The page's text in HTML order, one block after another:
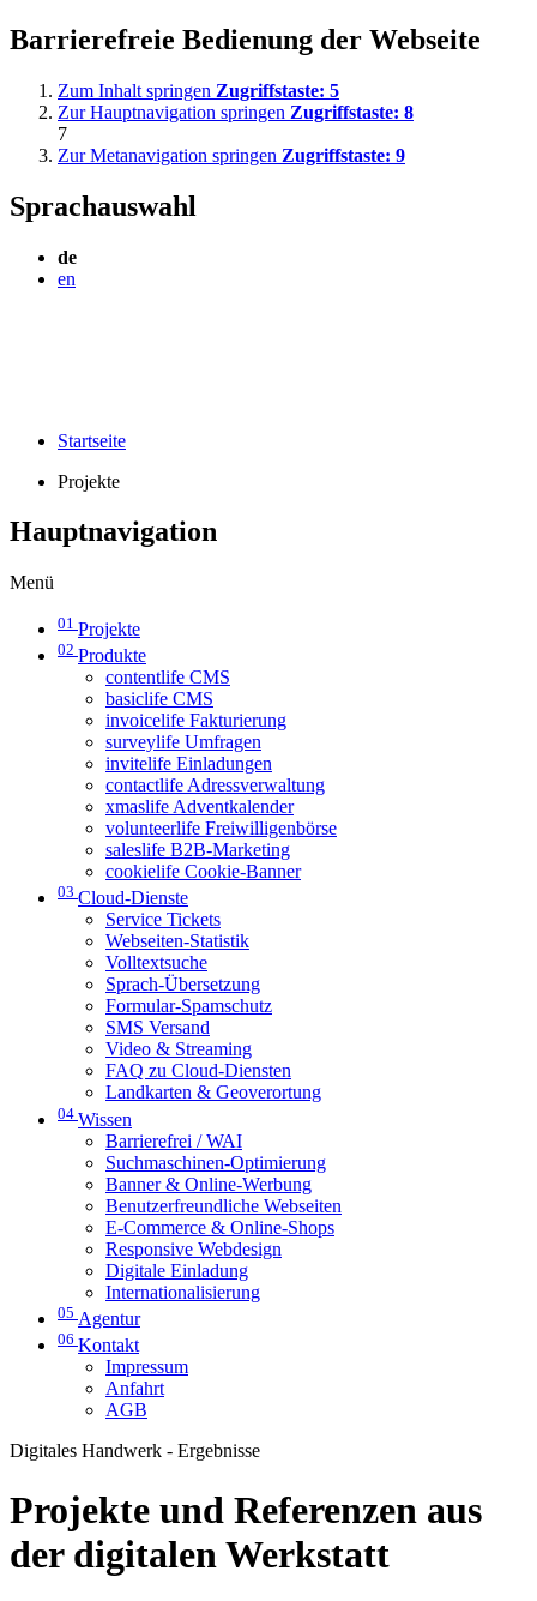
Barrierefreie Bedienung der Webseite
Zum Inhalt springen Zugriffstaste: 5
Zur Hauptnavigation springen Zugriffstaste: 8
7
Zur Metanavigation springen Zugriffstaste: 9
Sprachauswahl
de
en
Startseite
Projekte
Hauptnavigation
Menü
01 Projekte
02 Produkte
contentlife CMS
basiclife CMS
invoicelife Fakturierung
surveylife Umfragen
invitelife Einladungen
contactlife Adressverwaltung
xmaslife Adventkalender
volunteerlife Freiwilligenbörse
saleslife B2B-Marketing
cookielife Cookie-Banner
03 Cloud-Dienste
Service Tickets
Webseiten-Statistik
Volltextsuche
Sprach-Übersetzung
Formular-Spamschutz
SMS Versand
Video & Streaming
FAQ zu Cloud-Diensten
Landkarten & Geoverortung
04 Wissen
Barrierefrei / WAI
Suchmaschinen-Optimierung
Banner & Online-Werbung
Benutzerfreundliche Webseiten
E-Commerce & Online-Shops
Responsive Webdesign
Digitale Einladung
Internationalisierung
05 Agentur
06 Kontakt
Impressum
Anfahrt
AGB
Digitales Handwerk - Ergebnisse
Projekte und Referenzen aus
der digitalen Werkstatt